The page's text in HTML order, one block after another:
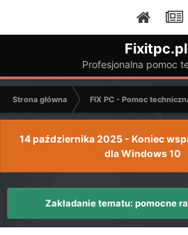
Fixitpc.pl
Profesjonalna pomoc
Strona główna FIX PC - Pomoc
14 października 2025 - Koniec
dla Windows 10
Zakładanie tematu: pomocne